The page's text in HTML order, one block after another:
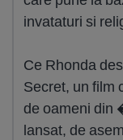
invataturi si
Ce Rhonda
Secret, un film
de oameni din
lansat, de